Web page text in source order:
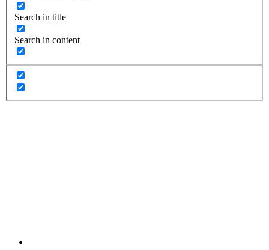
Search in title
Search in content